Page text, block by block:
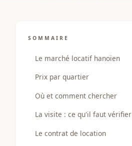
SOMMAIRE
Le marché locatif hanoïen
Prix par quartier
Où et comment chercher
La visite : ce qu'il faut vérifier
Le contrat de location